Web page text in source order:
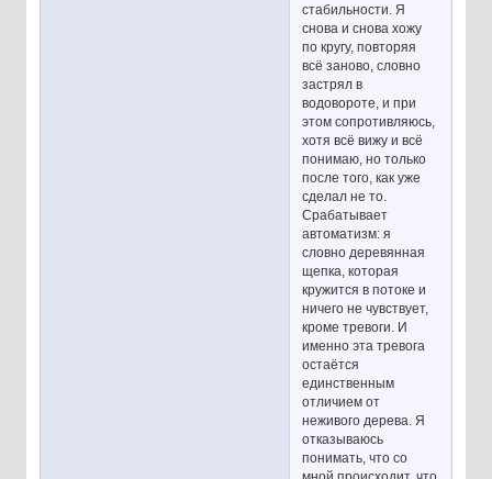
стабильности. Я
снова и снова хожу
по кругу, повторяя
всё заново, словно
застрял в
водовороте, и при
этом сопротивляюсь,
хотя всё вижу и всё
понимаю, но только
после того, как уже
сделал не то.
Срабатывает
автоматизм: я
словно деревянная
щепка, которая
кружится в потоке и
ничего не чувствует,
кроме тревоги. И
именно эта тревога
остаётся
единственным
отличием от
неживого дерева. Я
отказываюсь
понимать, что со